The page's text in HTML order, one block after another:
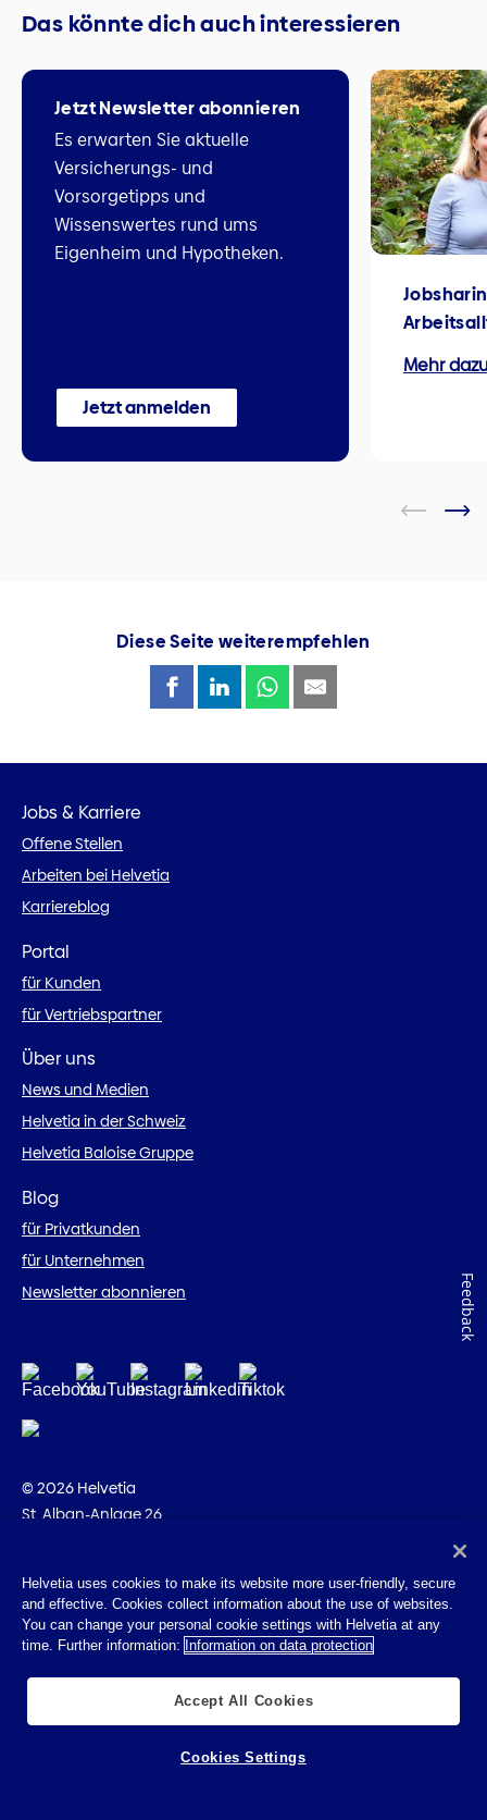
Das könnte dich auch interessieren
Jetzt Newsletter abonnieren
Es erwarten Sie aktuelle
Versicherungs- und
Vorsorgetipps und
Wissenswertes rund ums
Eigenheim und Hypotheken.
Jetzt anmelden
Mehr
Diese Seite weiterempfehlen
Jobs & Karriere
Offene Stellen
Arbeiten bei Helvetia
Karriereblog
Portal
für Kunden
für Vertriebspartner
Über uns
News und Medien
Helvetia in der Schweiz
Helvetia Baloise Gruppe
Blog
für Privatkunden
für Unternehmen
Newsletter abonnieren
© 2026 Helvetia
St. Alban-Anlage 26
Impressum
Rechtliche Hinweise
Helvetia uses cookies to make its website more user-friendly, secure
and effective. Cookies collect information about the use of websites.
You can change your personal cookie settings with Helvetia at any
time. Further information: Information on data protection
Accept All Cookies
Cookies Settings
Feedback